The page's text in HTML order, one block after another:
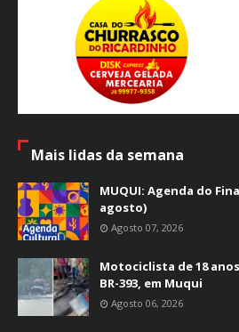
Mais lidas da semana
MUQUI: Agenda do
agosto)
Agosto 07, 2026
Motociclista de 18
BR-393, em Muqui
Agosto 06, 2026